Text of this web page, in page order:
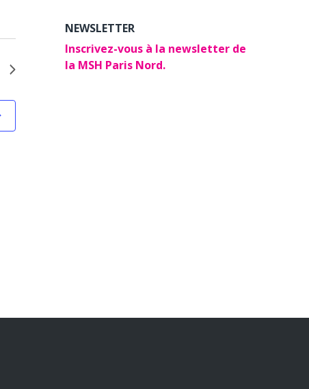
NEWSLETTER
Inscrivez-vous à la newsletter de
la MSH Paris Nord.